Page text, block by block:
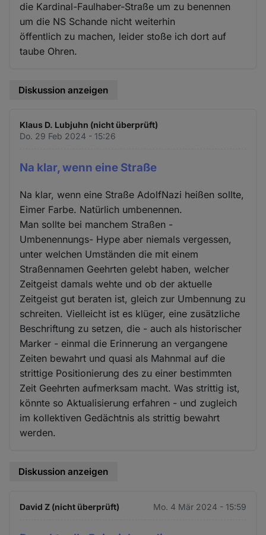
die Kardinal-Faulhaber-Straße um zu benennen
um die NS Schande nicht weiterhin
öffentlich zu machen, leider stoße ich dort auf
taube Ohren.
Diskussion anzeigen
Klaus D. Lubjuhn (nicht überprüft)
Do. 29 Feb 2024 - 15:26
Na klar, wenn eine Straße
Na klar, wenn eine Straße AdolfNazi heißen sollte,
Eimer Farbe. Natürlich umbenennen.
Man sollte bei manchem Straßen -
Umbenennungs- Hype aber niemals vergessen,
unter welchen Umständen die mit einem
Straßennamen Geehrten gelebt haben, welcher
Zeitgeist damals wehte und ob der aktuelle
Zeitgeist gut beraten ist, gleich zur Umbennung zu
schreiten. Vielleicht ist es klüger, eine zusätzliche
Beschriftung zu setzen, die - auch als historischer
Marker - einmal die Erinnerung an vergangene
Zeiten bewahrt und quasi als Mahnmal auf die
strittige Positionierung des zu einer bestimmten
Zeit Geehrten aufmerksam macht. Was strittig ist,
könnte so Aktualisierung erfahren - und zugleich
im kollektiven Gedächtnis als strittig bewahrt
werden.
Diskussion anzeigen
David Z (nicht überprüft) Mo. 4 Mär 2024 - 15:59